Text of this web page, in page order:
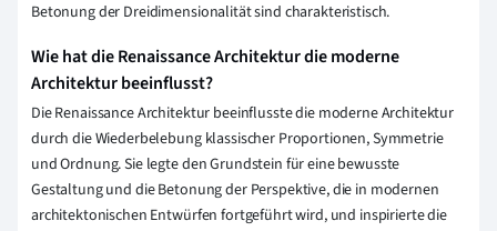
Betonung der Dreidimensionalität sind charakteristisch.
Wie hat die Renaissance Architektur die moderne
Architektur beeinflusst?
Die Renaissance Architektur beeinflusste die moderne Architektur
durch die Wiederbelebung klassischer Proportionen, Symmetrie
und Ordnung. Sie legte den Grundstein für eine bewusste
Gestaltung und die Betonung der Perspektive, die in modernen
architektonischen Entwürfen fortgeführt wird, und inspirierte die